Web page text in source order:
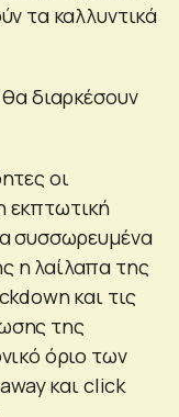
τα καλλυντικά
διαρκέσουν
οι
εκπτωτική
συσσωρευμένα
η λαίλαπα της
και τις
της
όριο των
και click